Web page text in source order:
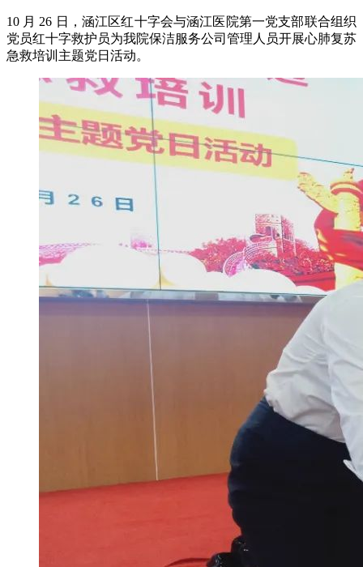
10 月 26 日，涵江区红十字会与涵江医院第一党支部联合组织
党员红十字救护员为我院保洁服务公司管理人员开展心肺复苏
急救培训主题党日活动。